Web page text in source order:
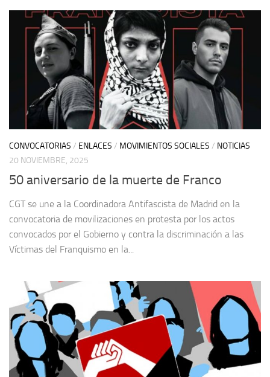
CONVOCATORIAS / ENLACES / MOVIMIENTOS SOCIALES / NOTICIAS
20 NOVIEMBRE, 2025
50 aniversario de la muerte de Franco
CGT se une a la Coordinadora Antifascista de Madrid en la
convocatoria de movilizaciones en protesta por los actos
convocados por el Gobierno y contra la discriminación a las
Víctimas del Franquismo en la...